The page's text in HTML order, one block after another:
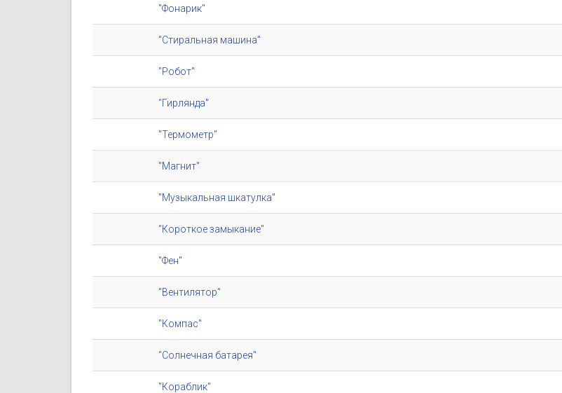
"Фонарик"
"Стиральная машина"
"Робот"
"Гирлянда"
"Термометр"
"Магнит"
"Музыкальная шкатулка"
"Короткое замыкание"
"Фен"
"Вентилятор"
"Компас"
"Солнечная батарея"
"Кораблик"